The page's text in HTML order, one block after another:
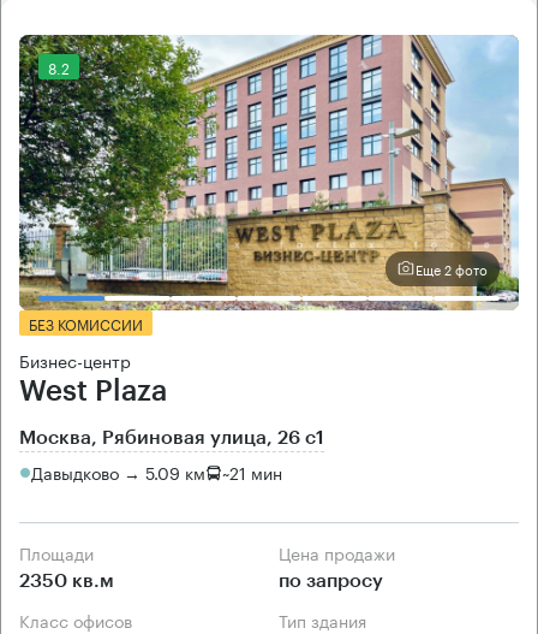
8.2
Еще 2 фото
БЕЗ КОМИССИИ
Бизнес-центр
West Plaza
Москва, Рябиновая улица, 26 с1
Давыдково → 5.09 км ~21 мин
Площади
2350 кв.м
Цена продажи
по запросу
Класс офисов Тип здания